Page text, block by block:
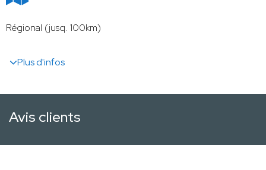
Régional (jusq. 100km)
Plus d'infos
Avis clients